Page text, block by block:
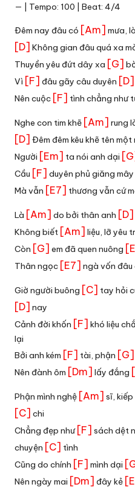
— | Tempo: 100 | Beat: 4/4
Đêm nay đâu có [Am] mưa,
[D] Không gian đâu quá xa
Thuyền yêu đứt dây xa [G]
Vì [F] đâu gãy câu duyên [D]
Nên cuộc [F] tình chẳng như
Nghe con tim khẽ [Am] rung
[D] Đêm đêm kêu khẽ tên
Người [Em] ta nói anh dại
Cầu [F] duyên phủ giăng mây
Mà vẫn [E7] thương vẫn cứ
Là [Am] do bởi thân anh [D]
Không biết [Am] liệu, lỡ yêu
Còn [G] em đã quen nuông
Thân ngọc [E7] ngà vốn đâu
Giờ người buông [C] tay hỏi
[D] nay
Cảnh đời khốn [F] khó liệu
lại
Bởi anh kém [F] tài, phận [G]
Nên đành ôm [Dm] lấy đắng
Phận mình nghệ [Am] sĩ, kiếp
[C] chi
Chẳng đẹp như [F] sách dệt
chuyện [C] tình
Cũng do chính [F] mình dại
Nên ngày mai [Dm] đây kẻ